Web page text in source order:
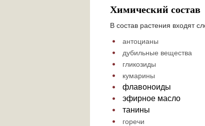
Химический состав
В состав растения входят
антоцианы
дубильные вещества
гликозиды
кумарины
флавоноиды
эфирное масло
танины
горечи